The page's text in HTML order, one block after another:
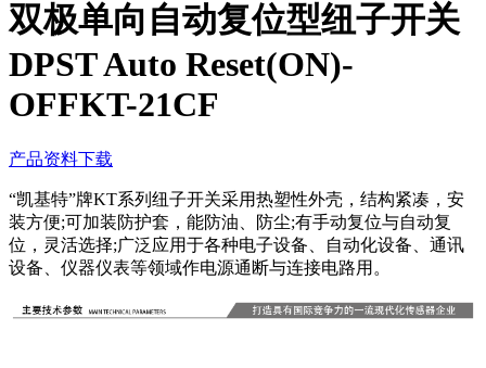
双极单向自动复位型纽子开关
DPST Auto Reset(ON)-
OFFKT-21CF
产品资料下载
“凯基特”牌KT系列纽子开关采用热塑性外壳，结构紧凑，安
装方便;可加装防护套，能防油、防尘;有手动复位与自动复
位，灵活选择;广泛应用于各种电子设备、自动化设备、通讯
设备、仪器仪表等领域作电源通断与连接电路用。